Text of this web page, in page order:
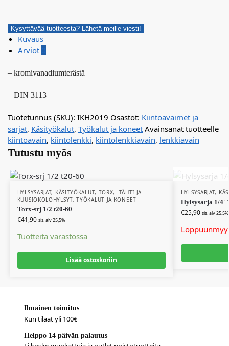
Kysyttävää tuotteesta? Lähetä meille viesti!
Kuvaus
Arviot 0
– kromivanadiumterästä
– DIN 3113
Tuotetunnus (SKU): IKH2019 Osastot: Kiintoavaimet ja
sarjat, Käsityökalut, Työkalut ja koneet Avainsanat tuotteelle
kiintoavain, kiintolenkki, kiintolenkkiavain, lenkkiavain
Tutustu myös
HYLSYSARJAT, KÄSITYÖKALUT, TORX, -TÄHTI JA
KUUSIOKOLOHYLSYT,TYÖKALUT JA KONEET
Torx-srj 1/2 t20-60
€41,90 sis. alv 25,5%
Tuotteita varastossa
Lisää ostoskoriin
HYLSYSARJAT,
Hylsysarja 1/4′
€25,90 sis. alv 25,5%
Ilmainen toimitus
Kun tilaat yli 100€
Helppo 14 päivän palautus